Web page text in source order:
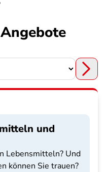
und
Lebensmitteln? Und
können Sie trauen?